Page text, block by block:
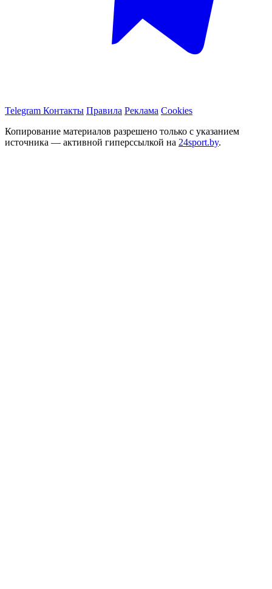
Telegram Контакты Правила Реклама Cookies
Копирование материалов разрешено только с указанием
источника — активной гиперссылкой на 24sport.by.